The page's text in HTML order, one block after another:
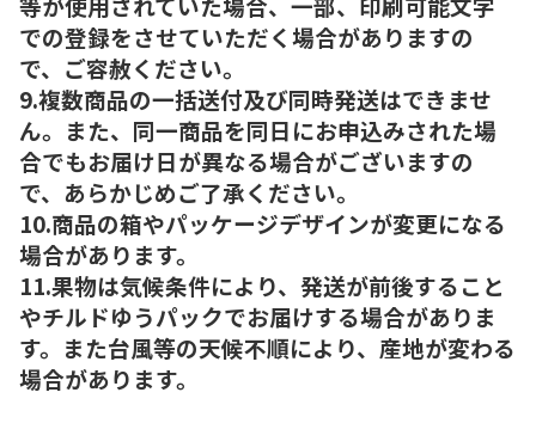
での登録をさせていただく場合がありますの
で、ご容赦ください。
9.複数商品の一括送付及び同時発送はできませ
ん。また、同一商品を同日にお申込みされた場
合でもお届け日が異なる場合がございますの
で、あらかじめご了承ください。
10.商品の箱やパッケージデザインが変更になる
場合があります。
11.果物は気候条件により、発送が前後すること
やチルドゆうパックでお届けする場合がありま
す。また台風等の天候不順により、産地が変わる
場合があります。